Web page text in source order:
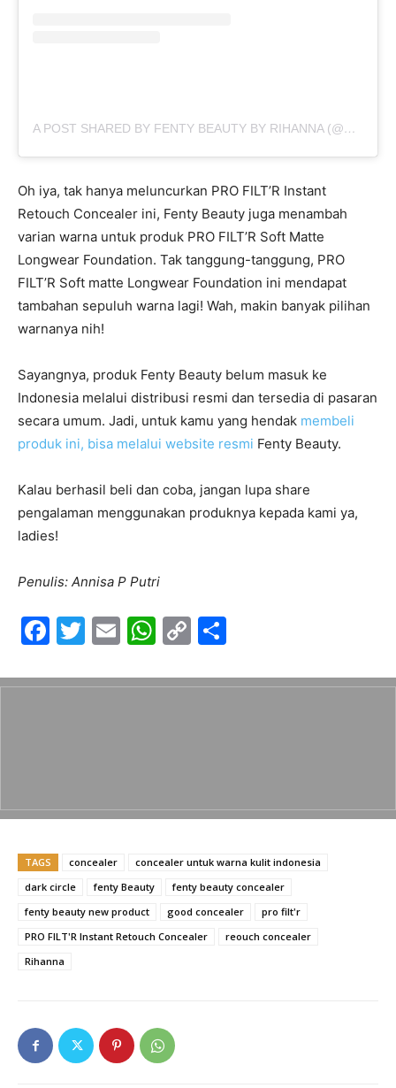
A POST SHARED BY FENTY BEAUTY BY RIHANNA (@FENTYBEAUTY)
Oh iya, tak hanya meluncurkan PRO FILT’R Instant
Retouch Concealer ini, Fenty Beauty juga menambah
varian warna untuk produk PRO FILT’R Soft Matte
Longwear Foundation. Tak tanggung-tanggung, PRO
FILT’R Soft matte Longwear Foundation ini mendapat
tambahan sepuluh warna lagi! Wah, makin banyak pilihan
warnanya nih!
Sayangnya, produk Fenty Beauty belum masuk ke
Indonesia melalui distribusi resmi dan tersedia di pasaran
secara umum. Jadi, untuk kamu yang hendak membeli
produk ini, bisa melalui website resmi Fenty Beauty.
Kalau berhasil beli dan coba, jangan lupa share
pengalaman menggunakan produknya kepada kami ya,
ladies!
Penulis: Annisa P Putri
F
c
o
k
T
itt
E
ai
W
at
p
C
p
k
ar
TAGS concealer
concealer untuk warna kulit indonesia
dark circle
fenty Beauty
fenty beauty concealer
fenty beauty new product
good concealer
pro filt'r
PRO FILT'R Instant Retouch Concealer
reouch concealer
Rihanna